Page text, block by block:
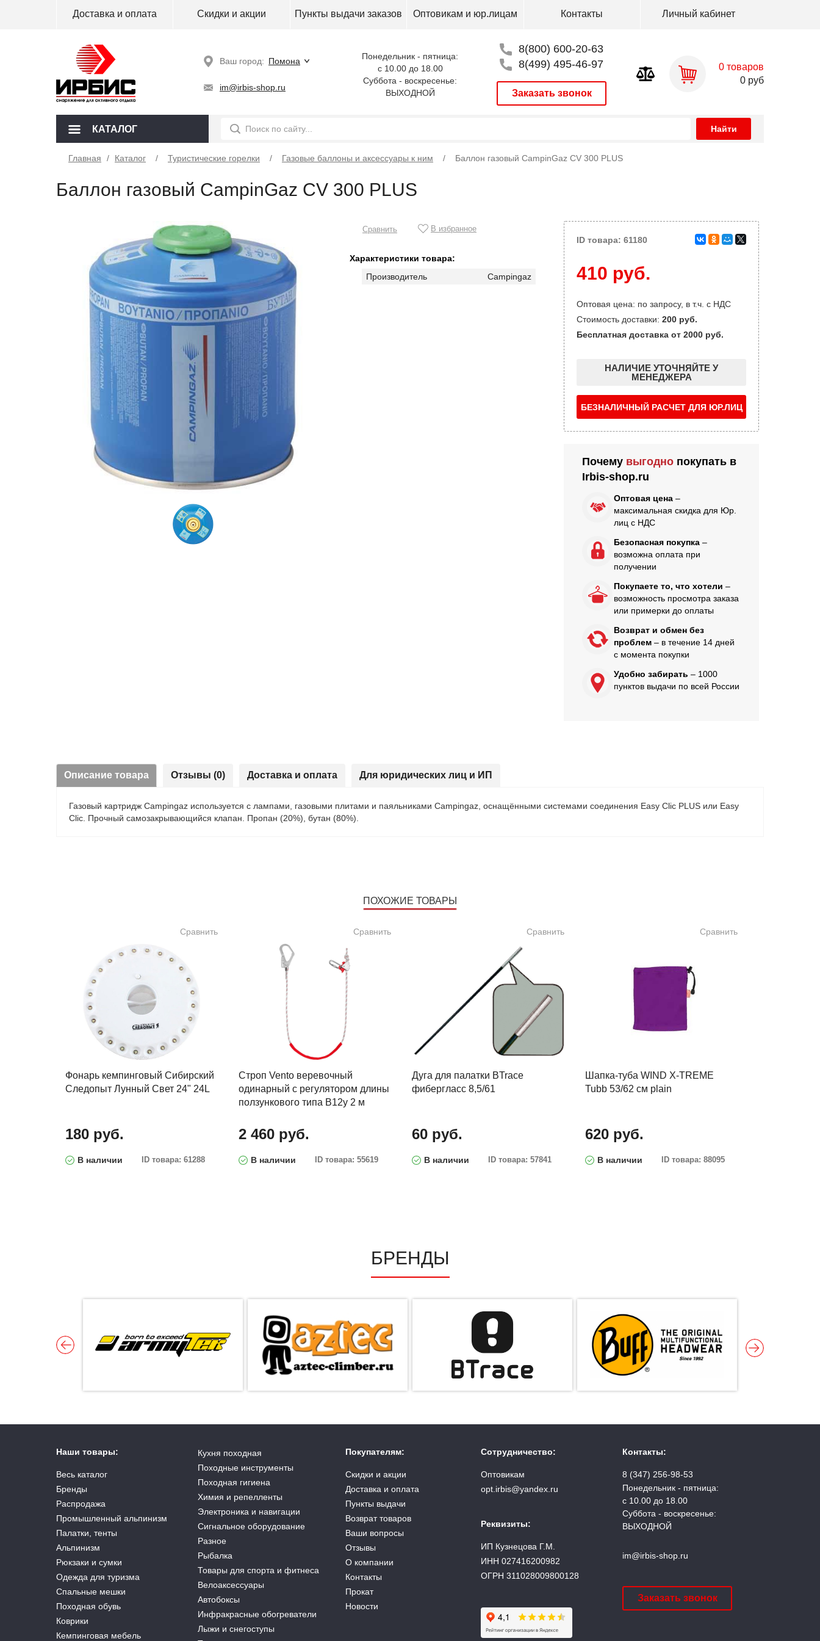
Доставка и оплата Скидки и акции Пункты выдачи заказов Оптовикам и юр.лицам Контакты Личный кабинет
Ваш город: Помона
im@irbis-shop.ru
Понедельник - пятница:
с 10.00 до 18.00
Суббота - воскресенье:
ВЫХОДНОЙ
8(800) 600-20-63
8(499) 495-46-97
Заказать звонок
0 товаров
0 руб
КАТАЛОГ
Главная / Каталог Туристические горелки Газовые баллоны и аксессуары к ним Баллон газовый CampinGaz CV 300 PLUS
Баллон газовый CampinGaz CV 300 PLUS
Сравнить В избранное
Характеристики товара:
Производитель
Campingaz
ID товара: 61180
410 руб.
Оптовая цена: по запросу, в т.ч. с НДС
Стоимость доставки: 200 руб.
Бесплатная доставка от 2000 руб.
НАЛИЧИЕ УТОЧНЯЙТЕ У
МЕНЕДЖЕРА
БЕЗНАЛИЧНЫЙ РАСЧЕТ ДЛЯ ЮР.ЛИЦ
Почему выгодно покупать в
Irbis-shop.ru
Оптовая цена –
максимальная скидка для Юр.
лиц с НДС
Безопасная покупка –
возможна оплата при
получении
Покупаете то, что хотели –
возможность просмотра заказа
или примерки до оплаты
Возврат и обмен без
проблем – в течение 14 дней
с момента покупки
Удобно забирать – 1000
пунктов выдачи по всей России
Описание товара Отзывы (0) Доставка и оплата Для юридических лиц и ИП
Газовый картридж Campingaz используется с лампами, газовыми плитами и паяльниками Campingaz, оснащёнными системами соединения Easy Clic PLUS или Easy
Clic. Прочный самозакрывающийся клапан. Пропан (20%), бутан (80%).
ПОХОЖИЕ ТОВАРЫ
Сравнить
Фонарь кемпинговый Сибирский
Следопыт Лунный Свет 24" 24L
180 руб.
В наличии ID товара: 61288
Сравнить
Строп Vento веревочный
одинарный с регулятором длины
ползункового типа В12у 2 м
2 460 руб.
В наличии ID товара: 55619
Сравнить
Дуга для палатки BTrace
фибергласс 8,5/61
60 руб.
В наличии ID товара: 57841
Сравнить
Шапка-туба WIND X-TREME
Tubb 53/62 см plain
620 руб.
В наличии ID товара: 88095
БРЕНДЫ
Наши товары:
Весь каталог
Бренды
Распродажа
Промышленный альпинизм
Палатки, тенты
Альпинизм
Рюкзаки и сумки
Одежда для туризма
Спальные мешки
Походная обувь
Коврики
Кемпинговая мебель
Кухня походная
Походные инструменты
Походная гигиена
Химия и репелленты
Электроника и навигации
Сигнальное оборудование
Разное
Рыбалка
Товары для спорта и фитнеса
Велоаксессуары
Автобоксы
Инфракрасные обогреватели
Лыжи и снегоступы
Покупателям:
Скидки и акции
Доставка и оплата
Пункты выдачи
Возврат товаров
Ваши вопросы
Отзывы
О компании
Контакты
Прокат
Новости
Сотрудничество:
Оптовикам
opt.irbis@yandex.ru
Реквизиты:
ИП Кузнецова Г.М.
ИНН 027416200982
ОГРН 311028009800128
Контакты:
8 (347) 256-98-53
Понедельник - пятница:
с 10.00 до 18.00
Суббота - воскресенье:
ВЫХОДНОЙ
im@irbis-shop.ru
Заказать звонок